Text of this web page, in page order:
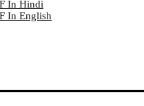
In Hindi
In English